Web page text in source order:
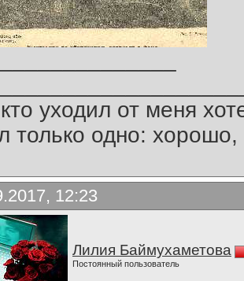
уходил от меня
только одно:
12:23
Лилия Баймухаметова
Постоянный пользователь